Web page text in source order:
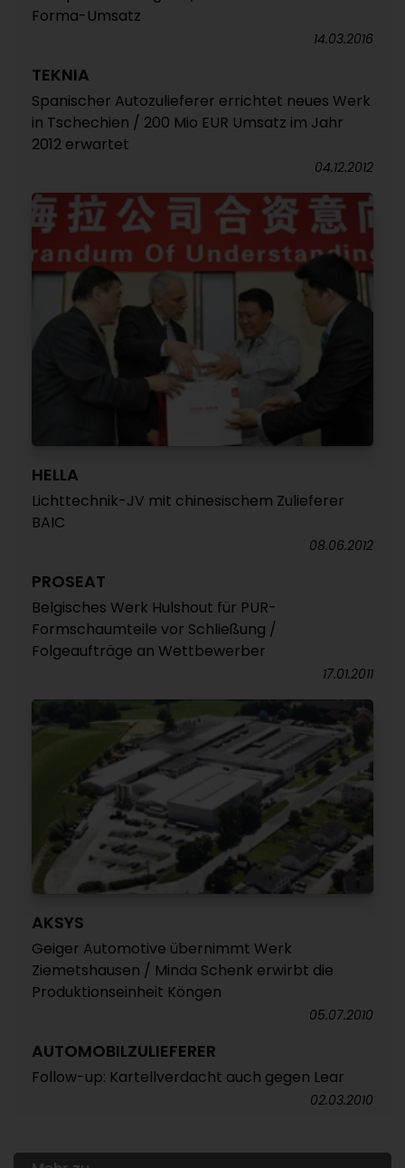
Forma-Umsatz
14.03.2016
TEKNIA
Spanischer Autozulieferer errichtet neues Werk
in Tschechien / 200 Mio EUR Umsatz im Jahr
2012 erwartet
04.12.2012
HELLA
Lichttechnik-JV mit chinesischem Zulieferer
BAIC
08.06.2012
PROSEAT
Belgisches Werk Hulshout für PUR-
Formschaumteile vor Schließung /
Folgeaufträge an Wettbewerber
17.01.2011
AKSYS
Geiger Automotive übernimmt Werk
Ziemetshausen / Minda Schenk erwirbt die
Produktionseinheit Köngen
05.07.2010
AUTOMOBILZULIEFERER
Follow-up: Kartellverdacht auch gegen Lear
02.03.2010